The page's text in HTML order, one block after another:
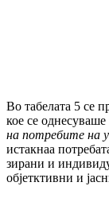
Во табелата 5 се
кое се однесуваше
на потребите на
истакнаа
зи­ра­ни и
објетктивни и